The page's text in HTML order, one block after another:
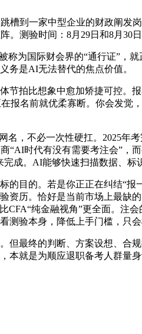
到一家中型企业的财政阐发
测验时间：8月29日和8月30
国际财会界的“通行证”，
务是AI无法替代的焦点价值。
拍比想象中愈加矫捷可控。
报名前就优柔寡断。你会发
不必一次性硬扛。2025年考
时代有没有需要考注会”，
成。AI能够快速扫描数据、标
的。若是你正正在纠结“报
历。恰好是当前市场上最缺
纯金融视角”更全面。注
验本身，降低上手门槛，只
最终的判断、方案设想、合
本就是为顺应退职备考人群